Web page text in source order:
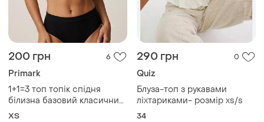
200 грн 6
Primark
1+1=3 топ топік спідня
білизна базовий класичний
primark сток
ХS
290 грн 0
Quiz
Блуза-топ з рукавами
ліхтариками- розмір xs/s
34